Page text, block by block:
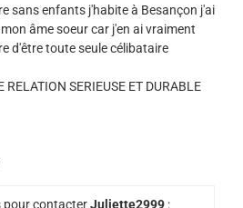
sans enfants j'habite à Besançon j'ai
âme soeur car j'en ai vraiment
d'être toute seule célibataire
RELATION SERIEUSE ET DURABLE
pour contacterJuliette2999 :